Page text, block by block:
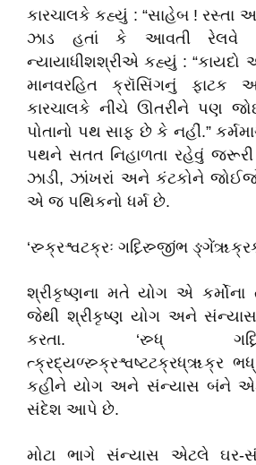
કારચાલકે કહ્યું : “સાહેબ ! રસ્તા
ઝાડ હતાં કે આવતી રેલવે
ન્યાયાધીશશ્રીએ કહ્યું :
માનવરહિત ક્રૉસિંગનું ફાટક
કારચાલકે નીચે ઊતરીને પણ
પોતાનો પથ સાફ છે કે નહીં.”
પથને સતત નિહાળતા રહેવું જરૂરી
ઝાડી, ઝાંખરાં અને કંટકોને
એ જ પથિકનો ધર્મ છે.
‘સ્ર્ક્રશ્વટક્રઃ ગધ્ર્સ્ર્જીિંભ
શ્રીકૃષ્ણના મતે યોગ એ
જેથી શ્રીકૃષ્ણ યોગ અને
કરતા. ‘સ્ર્ધ્
ત્ક્રદ્યળ્સ્ર્ક્રશ્વષ્ટટક્રધ્ૠક્ર
કહીને યોગ અને સંન્યાસ બંને
સંદેશ આપે છે.
મોટા ભાગે સંન્યાસ એટલે ઘર-